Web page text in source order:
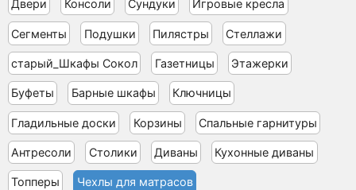
Двери Консоли Сундуки Игровые кресла
Сегменты Подушки Пилястры Стеллажи
старый_Шкафы Сокол Газетницы Этажерки
Буфеты Барные шкафы Ключницы
Гладильные доски Корзины Спальные гарнитуры
Антресоли Столики Диваны Кухонные диваны
Топперы Чехлы для матрасов